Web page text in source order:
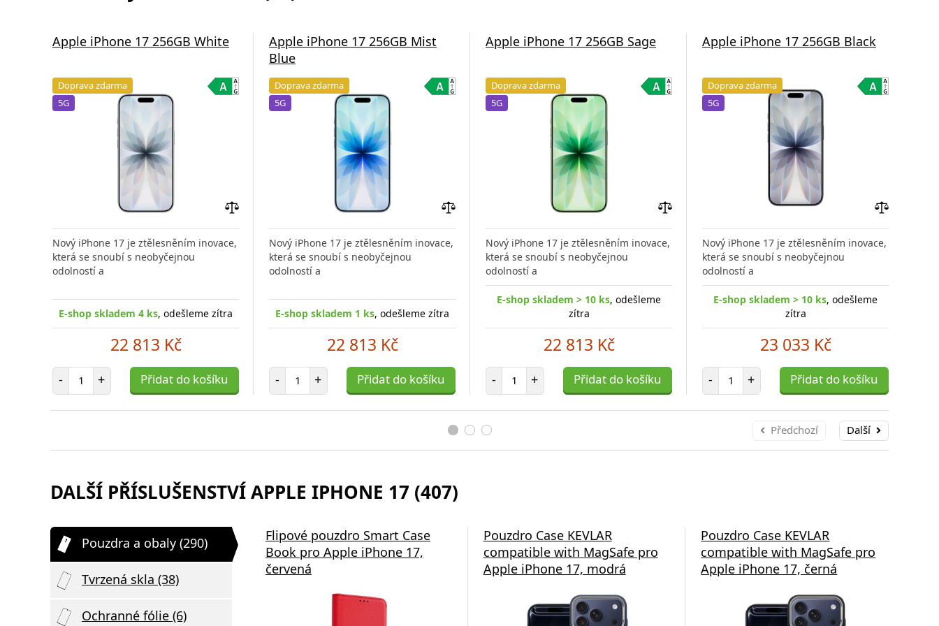
Apple iPhone 17 256GB White
Doprava zdarma
5G
porovnání
Nový iPhone 17 je ztělesněním inovace,
která se snoubí s neobyčejnou
odolností a
E-shop skladem 4 ks, odešleme zítra
22 813 Kč
- Počet položek
+ Přidat do košíku
Apple iPhone 17 256GB Mist
Blue
Doprava zdarma
5G
porovnání
Nový iPhone 17 je ztělesněním inovace,
která se snoubí s neobyčejnou
odolností a
E-shop skladem 1 ks, odešleme zítra
22 813 Kč
- Počet položek
+ Přidat do košíku
Apple iPhone 17 256GB Sage
Doprava zdarma
5G
porovnání
Nový iPhone 17 je ztělesněním inovace,
která se snoubí s neobyčejnou
odolností a
E-shop skladem > 10 ks, odešleme
zítra
22 813 Kč
- Počet položek
+ Přidat do košíku
Apple iPhone 17 256GB Black
Doprava zdarma
5G
porovnání
Nový iPhone 17 je ztělesněním inovace,
která se snoubí s neobyčejnou
odolností a
E-shop skladem > 10 ks, odešleme
zítra
23 033 Kč
- Počet položek
+ Přidat do košíku
Předchozí Další
DALŠÍ PŘÍSLUŠENSTVÍ APPLE IPHONE 17 (407)
Pouzdra a obaly (290)
Tvrzená skla (38)
Ochranné fólie (6)
Flipové pouzdro Smart Case
Book pro Apple iPhone 17,
červená
Pouzdro Case KEVLAR
compatible with MagSafe pro
Apple iPhone 17, modrá
Pouzdro Case KEVLAR
compatible with MagSafe pro
Apple iPhone 17, černá
Aligator Mini chytrá síťová
nabíječka Power Delivery 20W,
USB-C/USB-C kabel, bílá
Samsung EP-P2400BBE 15W
Podložka pro Bezdrátové
Nabíjení Black
Bezdrátová nabíječka Swissten
2v1 černá